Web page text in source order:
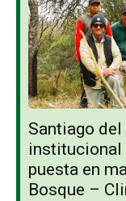
Santiago
institucional
puesta en
Bosque –